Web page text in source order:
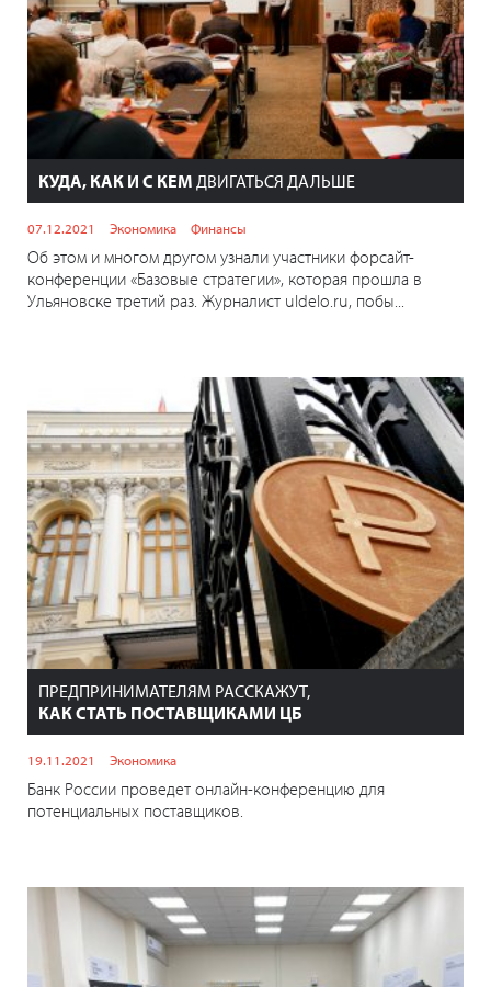
КУДА, КАК И С КЕМ ДВИГАТЬСЯ ДАЛЬШЕ
07.12.2021 Экономика Финансы
Об этом и многом другом узнали участники форсайт-
конференции «Базовые стратегии», которая прошла в
Ульяновске третий раз. Журналист uldelo.ru, побы...
ПРЕДПРИНИМАТЕЛЯМ РАССКАЖУТ,
КАК СТАТЬ ПОСТАВЩИКАМИ ЦБ
19.11.2021 Экономика
Банк России проведет онлайн-конференцию для
потенциальных поставщиков.